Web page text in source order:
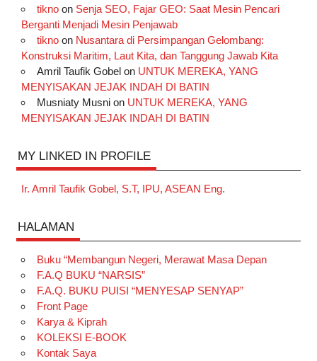
tiknoon Senja SEO, Fajar GEO: Saat Mesin Pencari
Berganti Menjadi Mesin Penjawab
tiknoon Nusantara di Persimpangan Gelombang:
Konstruksi Maritim, Laut Kita, dan Tanggung Jawab Kita
Amril Taufik Gobelon UNTUK MEREKA, YANG
MENYISAKAN JEJAK INDAH DI BATIN
Musniaty Musnion UNTUK MEREKA, YANG
MENYISAKAN JEJAK INDAH DI BATIN
MY LINKED IN PROFILE
Ir. Amril Taufik Gobel, S.T, IPU, ASEAN Eng.
HALAMAN
Buku “Membangun Negeri, Merawat Masa Depan
F.A.Q BUKU “NARSIS”
F.A.Q. BUKU PUISI “MENYESAP SENYAP”
Front Page
Karya & Kiprah
KOLEKSI E-BOOK
Kontak Saya